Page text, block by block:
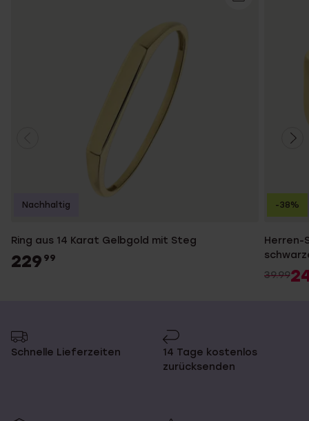
Ring aus 14 Karat Gelbgold mit Steg
229 99
Nachhaltig
Herren-
39.99
-38%
Schnelle Lieferzeiten
14 Tage kostenlos
zurücksenden